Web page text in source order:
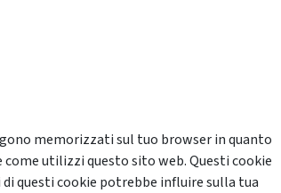
memorizzati sul tuo browser in quanto
utilizzi questo sito web. Questi cookie
questi cookie potrebbe influire sulla tua